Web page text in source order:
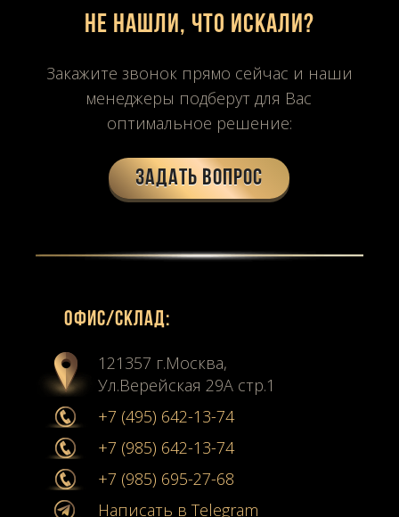
Не нашли, что искали?
Закажите звонок прямо сейчас и наши
менеджеры подберут для Вас
оптимальное решение:
Задать вопрос
Офиc/склад:
121357 г.Москва,
Ул.Верейская 29А стр.1
+7 (495) 642-13-74
+7 (985) 642-13-74
+7 (985) 695-27-68
Написать в Telegram